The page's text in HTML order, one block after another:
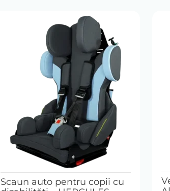
Scaun auto pentru copii cu